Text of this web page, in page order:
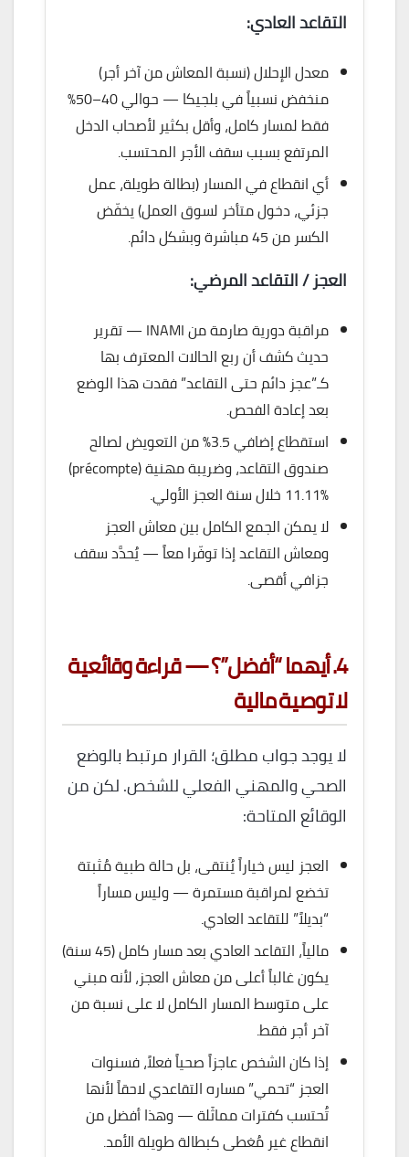
التقاعد العادي:
معدل الإحلال (نسبة المعاش من آخر أجر)
منخفض نسبياً في بلجيكا — حوالي 40–50%
فقط لمسار كامل، وأقل بكثير لأصحاب الدخل
المرتفع بسبب سقف الأجر المحتسب.
أي انقطاع في المسار (بطالة طويلة، عمل
جزئي، دخول متأخر لسوق العمل) يخفّض
الكسر من 45 مباشرة وبشكل دائم.
العجز / التقاعد المرضي:
مراقبة دورية صارمة من INAMI — تقرير
حديث كشف أن ربع الحالات المعترف بها
كـ”عجز دائم حتى التقاعد” فقدت هذا الوضع
بعد إعادة الفحص.
استقطاع إضافي 3.5% من التعويض لصالح
صندوق التقاعد، وضريبة مهنية (précompte)
11.11% خلال سنة العجز الأولي.
لا يمكن الجمع الكامل بين معاش العجز
ومعاش التقاعد إذا توفّرا معاً — يُحدَّد سقف
جزافي أقصى.
4. أيهما “أفضل”؟ — قراءة وقائعية
لا توصية مالية
لا يوجد جواب مطلق؛ القرار مرتبط بالوضع
الصحي والمهني الفعلي للشخص. لكن من
الوقائع المتاحة:
العجز ليس خياراً يُنتقى، بل حالة طبية مُثبتة
تخضع لمراقبة مستمرة — وليس مساراً
“بديلاً” للتقاعد العادي.
مالياً، التقاعد العادي بعد مسار كامل (45 سنة)
يكون غالباً أعلى من معاش العجز، لأنه مبني
على متوسط المسار الكامل لا على نسبة من
آخر أجر فقط.
إذا كان الشخص عاجزاً صحياً فعلاً، فسنوات
العجز “تحمي” مساره التقاعدي لاحقاً لأنها
تُحتسب كفترات مماثَلة — وهذا أفضل من
انقطاع غير مُغطى كبطالة طويلة الأمد.